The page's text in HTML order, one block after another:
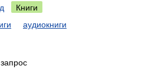
Книги
аудиокниги